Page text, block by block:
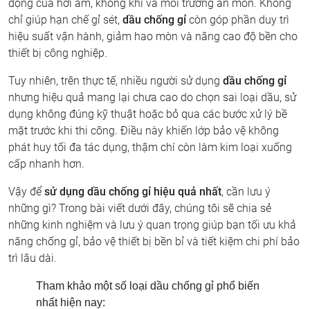
động của hơi ẩm, không khí và môi trường ăn mòn. Không
chỉ giúp hạn chế gỉ sét, dầu chống gỉ còn góp phần duy trì
hiệu suất vận hành, giảm hao mòn và nâng cao độ bền cho
thiết bị công nghiệp.
Tuy nhiên, trên thực tế, nhiều người sử dụng dầu chống gỉ
nhưng hiệu quả mang lại chưa cao do chọn sai loại dầu, sử
dụng không đúng kỹ thuật hoặc bỏ qua các bước xử lý bề
mặt trước khi thi công. Điều này khiến lớp bảo vệ không
phát huy tối đa tác dụng, thậm chí còn làm kim loại xuống
cấp nhanh hơn.
Vậy đểsử dụng dầu chống gỉ hiệu quả nhất, cần lưu ý
những gì? Trong bài viết dưới đây, chúng tôi sẽ chia sẻ
những kinh nghiệm và lưu ý quan trọng giúp bạn tối ưu khả
năng chống gỉ, bảo vệ thiết bị bền bỉ và tiết kiệm chi phí bảo
trì lâu dài.
Tham khảo một số loại dầu chống gỉ phổ biến
nhất hiện nay: